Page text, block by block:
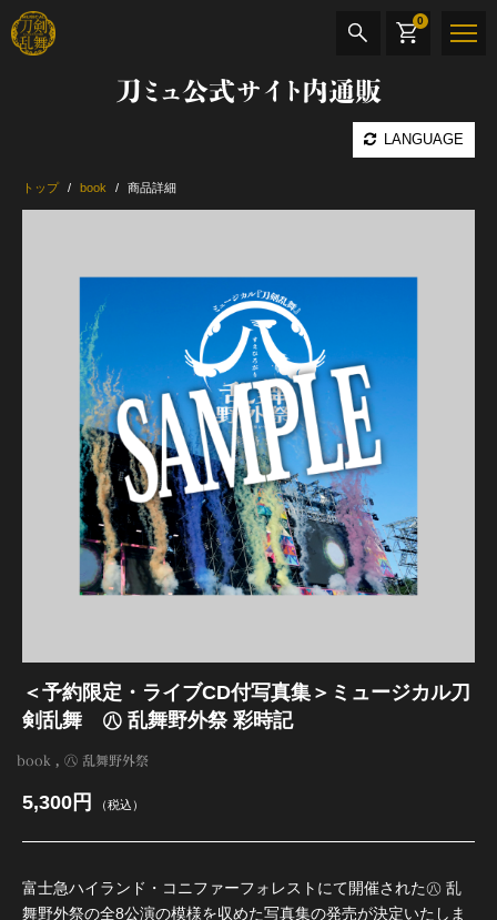
刀ミュ公式サイト内通販
LANGUAGE
0
最新カテゴリー
加州清光 単騎出陣 極
髭切 単騎出陣 ～夢幻泡影～
江 おん すていじ かうんとだうんぱーてぃー
トップ book 商品詳細
＜予約限定・ライブCD付写真集＞ミュージカル刀
剣乱舞 ㊇ 乱舞野外祭 彩時記
book ㊇ 乱舞野外祭
5,300円 （税込）
富士急ハイランド・コニファーフォレストにて開催された㊇ 乱
舞野外祭の全8公演の模様を収めた写真集の発売が決定いたしま